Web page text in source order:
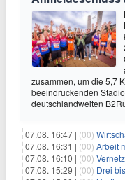
zusammen, um die 5,7
beeindruckenden
deutschlandweiten
07.08. 16:47 | (00)
07.08. 16:31 | (00) Arbeit
07.08. 16:10 | (00)
07.08. 15:29 | (00) Drei bis